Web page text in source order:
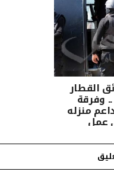
القطار
وفرقة
منزله
عمل